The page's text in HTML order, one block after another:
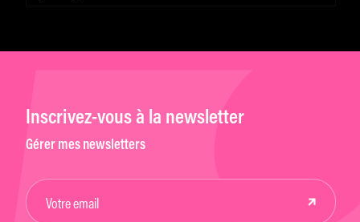
Inscrivez-vous à la newsletter
Gérer mes newsletters